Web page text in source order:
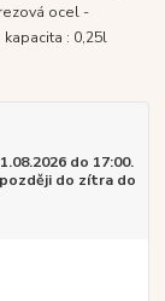
ocel -
: 0,25l
do 17:00.
do zítra do